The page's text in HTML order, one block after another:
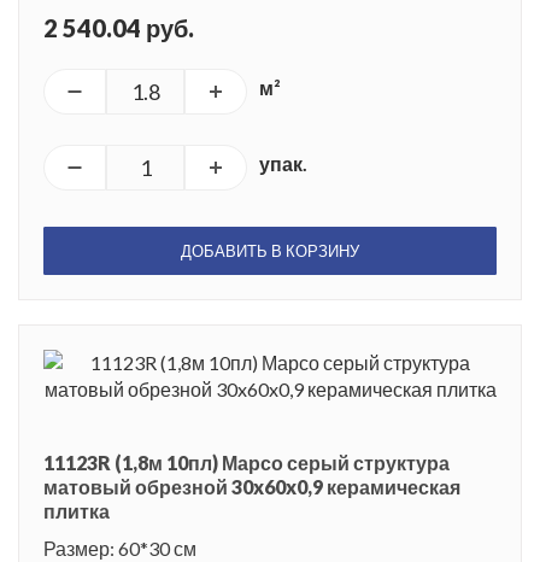
2 540.04 руб.
м²
упак.
ДОБАВИТЬ В КОРЗИНУ
11123R (1,8м 10пл) Марсо серый структура
матовый обрезной 30x60x0,9 керамическая
плитка
Размер: 60*30 см